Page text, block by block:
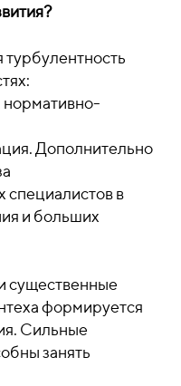
нормативно-
Дополнительно
в
и больших
существенные
формируется
Сильные
занять